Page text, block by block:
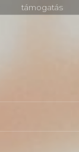
támogatás